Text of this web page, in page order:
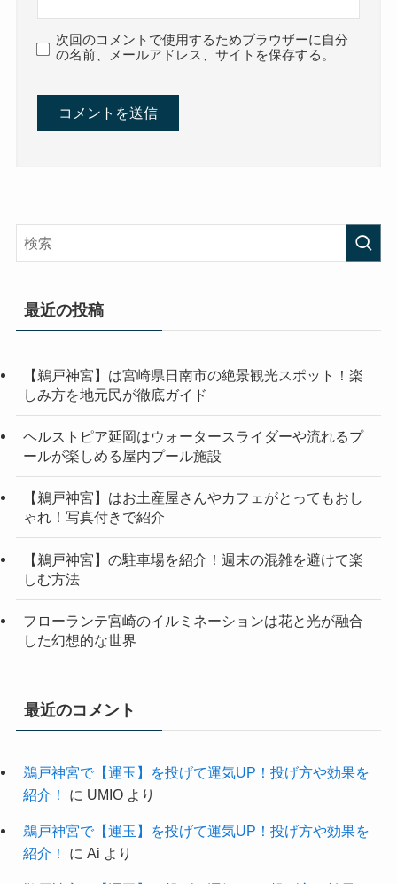
次回のコメントで使用するためブラウザーに自分
の名前、メールアドレス、サイトを保存する。
最近の投稿
【鵜戸神宮】は宮崎県日南市の絶景観光スポット！楽
しみ方を地元民が徹底ガイド
ヘルストピア延岡はウォータースライダーや流れるプ
ールが楽しめる屋内プール施設
【鵜戸神宮】はお土産屋さんやカフェがとってもおし
ゃれ！写真付きで紹介
【鵜戸神宮】の駐車場を紹介！週末の混雑を避けて楽
しむ方法
フローランテ宮崎のイルミネーションは花と光が融合
した幻想的な世界
最近のコメント
鵜戸神宮で【運玉】を投げて運気UP！投げ方や効果を
紹介！
に UMIOより
鵜戸神宮で【運玉】を投げて運気UP！投げ方や効果を
紹介！
に Ai より